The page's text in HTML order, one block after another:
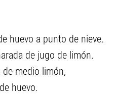
huevo a punto de nieve.
de jugo de limón.
de medio limón,
huevo.